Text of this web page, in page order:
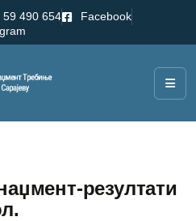
59 490 654
Facebook
резултати